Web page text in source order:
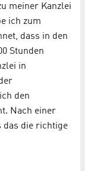
meiner Kanzlei
ich zum
dass in den
Stunden
in
den
Nach einer
das die richtige